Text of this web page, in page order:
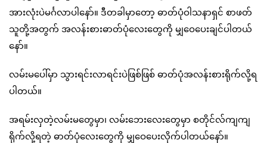
အားလုံးပဲမင်္ဂလာပါနော်။ ဒီတခါမှာတော့ ဓာတ်ပုံဝါသနာရှင် စာဖတ်
သူတို့အတွက် အလန်းစားဓာတ်ပုံလေးတွေကို မျှဝေပေးချင်ပါတယ်
နော်။
လမ်းမပေါ်မှာ သွားရင်းလာရင်းပဲဖြစ်ဖြစ် ဓာတ်ပုံအလန်းစားရိုက်လို့ရ
ပါတယ်။
အရမ်းလှတဲ့လမ်းမတွေမှာ၊ လမ်းဘေးလေးတွေမှာ စတိုင်လ်ကျကျ
ရိုက်လို့ရတဲ့ ဓာတ်ပုံလေးတွေကို မျှဝေပေးလိုက်ပါတယ်နော်။